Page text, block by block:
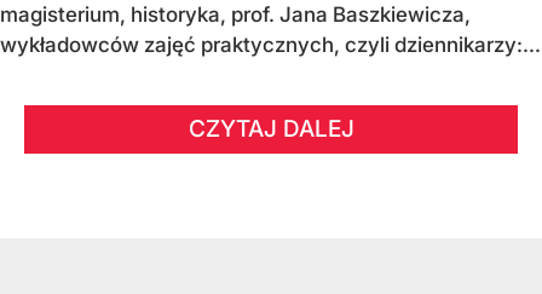
magisterium, historyka, prof. Jana Baszkiewicza,
wykładowców zajęć praktycznych, czyli dziennikarzy:...
CZYTAJ DALEJ